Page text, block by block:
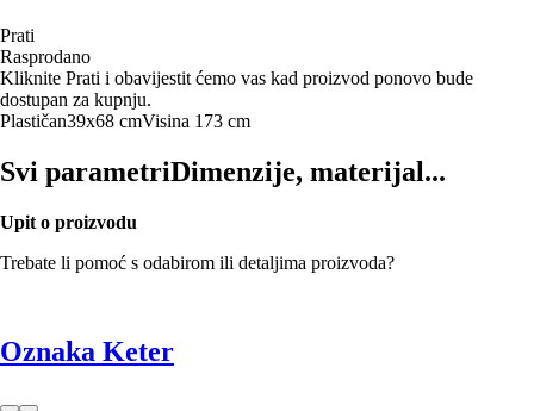
Prati
Rasprodano
Kliknite Prati i obavijestit ćemo vas kad proizvod ponovo bude
dostupan za kupnju.
Plastičan39x68 cmVisina 173 cm
Svi parametriDimenzije, materijal...
Upit o proizvodu
Trebate li pomoć s odabirom ili detaljima proizvoda?
Oznaka Keter